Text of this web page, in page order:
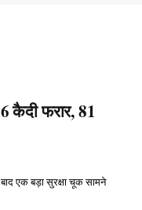
कैदी फरार, 81
एक बड़ा सुरक्षा चूक सामने